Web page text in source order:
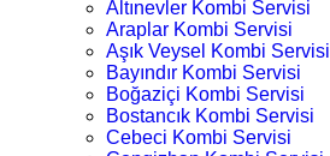
Altınevler Kombi Servisi
Araplar Kombi Servisi
Aşık Veysel Kombi Servisi
Bayındır Kombi Servisi
Boğaziçi Kombi Servisi
Bostancık Kombi Servisi
Cebeci Kombi Servisi